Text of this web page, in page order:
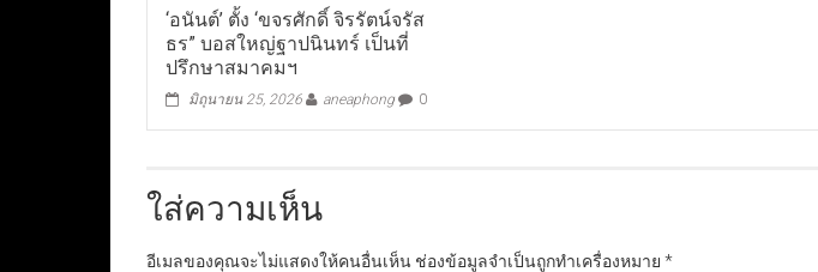
‘อนันต์’ ตั้ง ‘ขจรศักดิ์ จิรรัตน์จรัส
ธร” บอสใหญ่ฐาปนินทร์ เป็นที่
ปรึกษาสมาคมฯ
มิถุนายน 25, 2026 aneaphong 0
ใส่ความเห็น
อีเมลของคุณจะไม่แสดงให้คนอื่นเห็น ช่องข้อมูลจำเป็นถูกทำเครื่องหมาย *